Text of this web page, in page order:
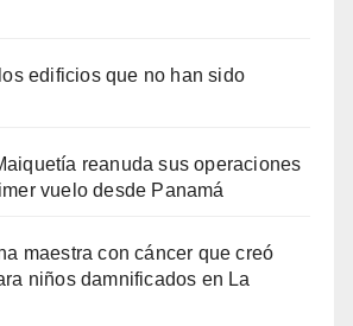
edificios que no han sido
reanuda sus operaciones
vuelo desde Panamá
maestra con cáncer que creó
niños damnificados en La